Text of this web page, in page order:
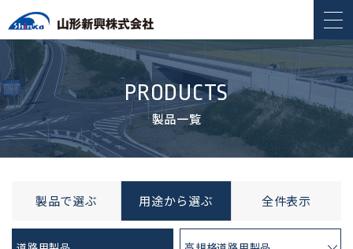
PRODUCTS
製品一覧
製品で選ぶ 用途から選ぶ 全件表示